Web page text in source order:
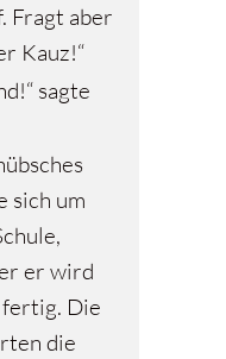
Fragt aber
Kauz!“
sagte
sich um
er wird
Die
die